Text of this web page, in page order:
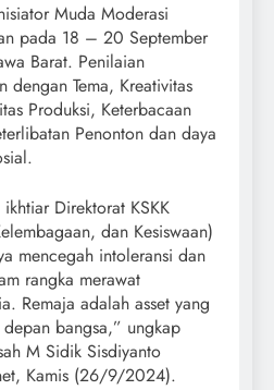
Muda Moderasi
pada 18 – 20 September
Barat. Penilaian
dengan Tema, Kreativitas
Produksi, Keterbacaan
Penonton dan daya
Direktorat KSKK
dan Kesiswaan)
mencegah intoleransi dan
rangka merawat
Remaja adalah asset yang
bangsa,” ungkap
M Sidik Sisdiyanto
Kamis (26/9/2024).